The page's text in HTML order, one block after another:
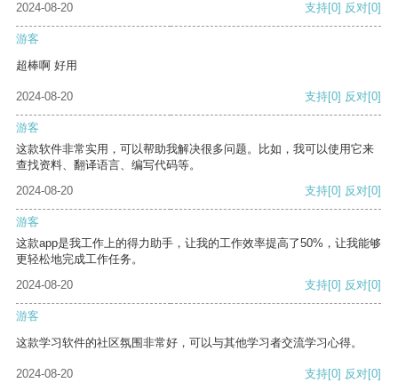
2024-08-20 支持[0] 反对[0]
游客
超棒啊 好用
2024-08-20 支持[0] 反对[0]
游客
这款软件非常实用，可以帮助我解决很多问题。比如，我可以使用它来
查找资料、翻译语言、编写代码等。
2024-08-20
支持[0] 反对[0]
游客
这款app是我工作上的得力助手，让我的工作效率提高了50%，让我能够
更轻松地完成工作任务。
2024-08-20
支持[0] 反对[0]
游客
这款学习软件的社区氛围非常好，可以与其他学习者交流学习心得。
2024-08-20 支持[0] 反对[0]